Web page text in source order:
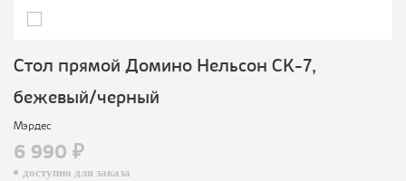
Cтол прямой Домино Нельсон СК-7,
бежевый/черный
Мэрдес
6 990 ₽
доступно для заказа